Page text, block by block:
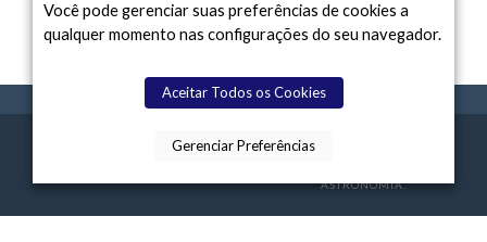
TERMOS CONTATO SPACE TODAY
ASTRONOMIA.
Você pode gerenciar suas preferências de cookies a
qualquer momento nas configurações do seu navegador.
Aceitar Todos os Cookies
Gerenciar Preferências